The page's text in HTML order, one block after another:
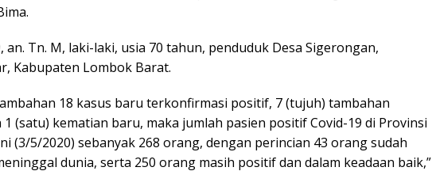
an. Tn. M, laki-laki, usia 70 tahun, penduduk Desa Sigerongan,
Kabupaten Lombok Barat.
18 kasus baru terkonfirmasi positif, 7 (tujuh) tambahan
(satu) kematian baru, maka jumlah pasien positif Covid-19 di Provinsi
(3/5/2020) sebanyak 268 orang, dengan perincian 43 orang sudah
dunia, serta 250 orang masih positif dan dalam keadaan baik,”